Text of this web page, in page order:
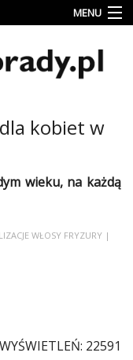
MENU
kobiet w
wieku, na każdą
WŁOSY FRYZURY |
WYŚWIETLEŃ: 22591